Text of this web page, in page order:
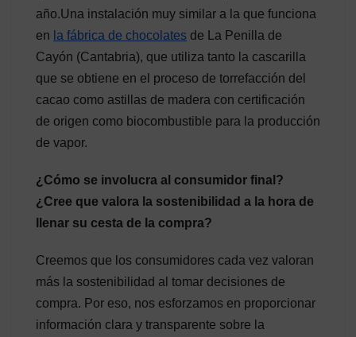
año.Una instalación muy similar a la que funciona
en la fábrica de chocolates de La Penilla de
Cayón (Cantabria), que utiliza tanto la cascarilla
que se obtiene en el proceso de torrefacción del
cacao como astillas de madera con certificación
de origen como biocombustible para la producción
de vapor.
¿Cómo se involucra al consumidor final?
¿Cree que valora la sostenibilidad a la hora de
llenar su cesta de la compra?
Creemos que los consumidores cada vez valoran
más la sostenibilidad al tomar decisiones de
compra. Por eso, nos esforzamos en proporcionar
información clara y transparente sobre la